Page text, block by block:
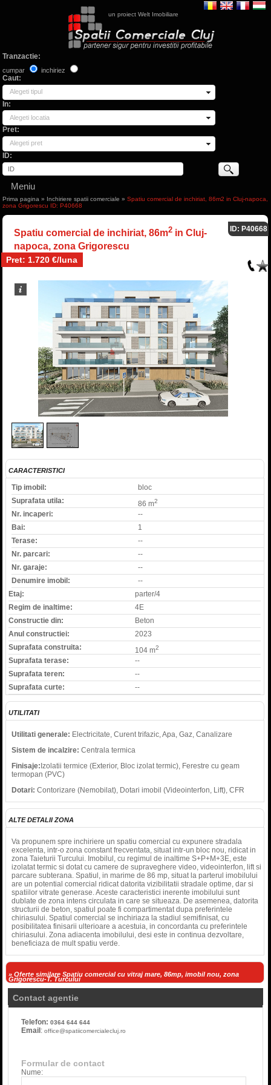
un proiect Welt Imobiliare
Tranzactie:
cumpar inchiriez
Caut:
Alegeti tipul
In:
Alegeti locatia
Pret:
Alegeti pret
ID:
Meniu
Prima pagina » Inchiriere spatii comerciale »Spatiu comercial de inchiriat, 86m2 in Cluj-napoca,
zona Grigorescu ID: P40668
Spatiu comercial de inchiriat, 86m2in Cluj-
napoca, zona Grigorescu
Pret: 1.720 €/luna
ID: P40668
CARACTERISTICI
Tip imobil:
bloc
Suprafata utila:
86 m2
Nr. incaperi:
--
Bai:
1
Terase:
--
Nr. parcari:
--
Nr. garaje:
--
Denumire imobil:
--
Etaj:
parter/4
Regim de inaltime:
4E
Constructie din:
Beton
Anul constructiei:
2023
Suprafata construita:
104 m2
Suprafata terase:
--
Suprafata teren:
--
Suprafata curte:
--
UTILITATI
Utilitati generale: Electricitate, Curent trifazic, Apa, Gaz, Canalizare
Sistem de incalzire: Centrala termica
Finisaje: Izolatii termice (Exterior, Bloc izolat termic), Ferestre cu geam
termopan (PVC)
Dotari: Contorizare (Nemobilat), Dotari imobil (Videointerfon, Lift), CFR
ALTE DETALII ZONA
Va propunem spre inchiriere un spatiu comercial cu expunere stradala
excelenta, intr-o zona constant frecventata, situat intr-un bloc nou, ridicat in
zona Taieturii Turcului. Imobilul, cu regimul de inaltime S+P+M+3E, este
izolatat termic si dotat cu camere de supraveghere video, videointerfon, lift si
parcare subterana. Spatiul, in marime de 86 mp, situat la parterul imobilului
are un potential comercial ridicat datorita vizibilitatii stradale optime, dar si
spatiilor vitrate generase. Aceste caracteristici inerente imobilului sunt
dublate de zona intens circulata in care se situeaza. De asemenea, datorita
structurii de beton, spatiul poate fi compartimentat dupa preferintele
chiriasului. Spatiul comercial se inchiriaza la stadiul semifinisat, cu
posibilitatea finisarii ulterioare a acestuia, in concordanta cu preferintele
chiriasului. Zona adiacenta imobilului, desi este in continua dezvoltare,
beneficiaza de mult spatiu verde.
» Oferte similare Spatiu comercial cu vitraj mare, 86mp, imobil nou, zona
Grigorescu-T. Turcului
Contact agentie
Telefon:0364 644 644
Email :office@spatiicomercialecluj.ro
Formular de contact
Nume: